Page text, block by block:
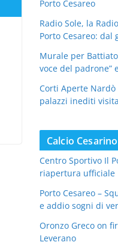
Porto Cesareo
Radio Sole, la
Porto Cesareo:
Murale per
voce del padrone”
Corti Aperte
palazzi inediti
Calcio Cesarino
Centro Sportivo Il
riapertura ufficiale
Porto Cesareo –
e addio sogni di
Oronzo Greco on
Leverano